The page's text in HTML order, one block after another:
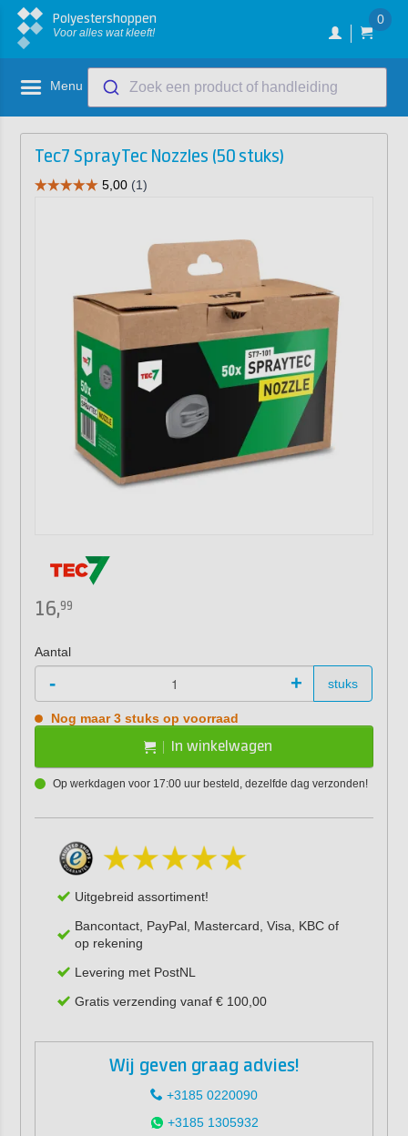
Polyestershoppen
Voor alles wat kleeft!
0
Menu Zoek een product of handleiding
Tec7 SprayTec Nozzles (50 stuks)
16,99
Aantal
- + stuks
Nog maar 3 stuks op voorraad
In winkelwagen
Op werkdagen voor 17:00 uur besteld, dezelfde dag verzonden!
Uitgebreid assortiment!
Bancontact, PayPal, Mastercard, Visa, KBC of
op rekening
Levering met PostNL
Gratis verzending vanaf € 100,00
Wij geven graag advies!
+3185 0220090
+3185 1305932